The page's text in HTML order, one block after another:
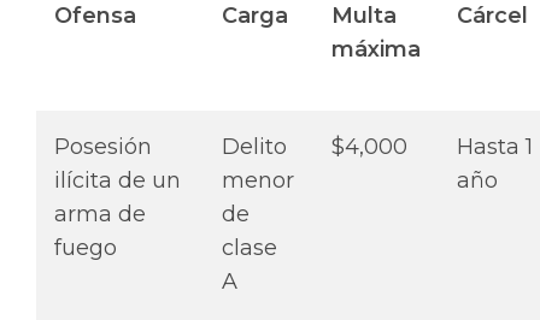
Ofensa Carga
Multa
máxima
Cárcel
Posesión
ilícita de un
arma de
fuego
Delito
menor
de
clase
A
$4,000
Hasta 1
año